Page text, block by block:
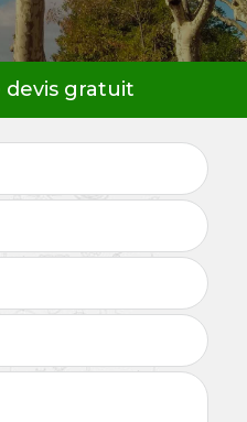
devis gratuit